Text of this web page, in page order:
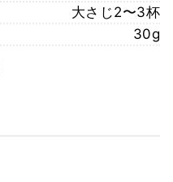
大さじ2〜3杯
30g